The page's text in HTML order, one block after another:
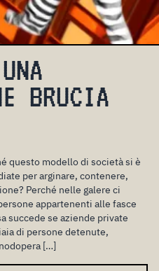
BRUCIA
questo modello di società si è
per arginare, contenere,
Perché nelle galere ci
appartenenti alle fasce
succede se aziende private
di persone detenute,
[…]